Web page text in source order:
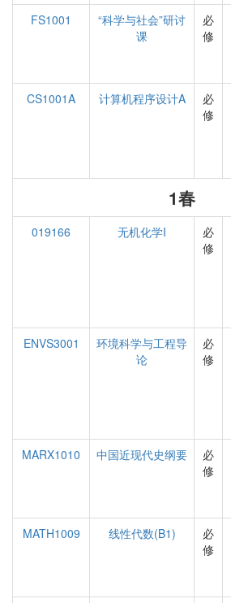
FS1001
“科学与社会”研讨
课
必
修
CS1001A
计算机程序设计A
必
修
1春
019166 无机化学I
必
修
ENVS3001
环境科学与工程导
论
必
修
MARX1010
中国近现代史纲要
必
修
MATH1009
线性代数(B1)
必
修